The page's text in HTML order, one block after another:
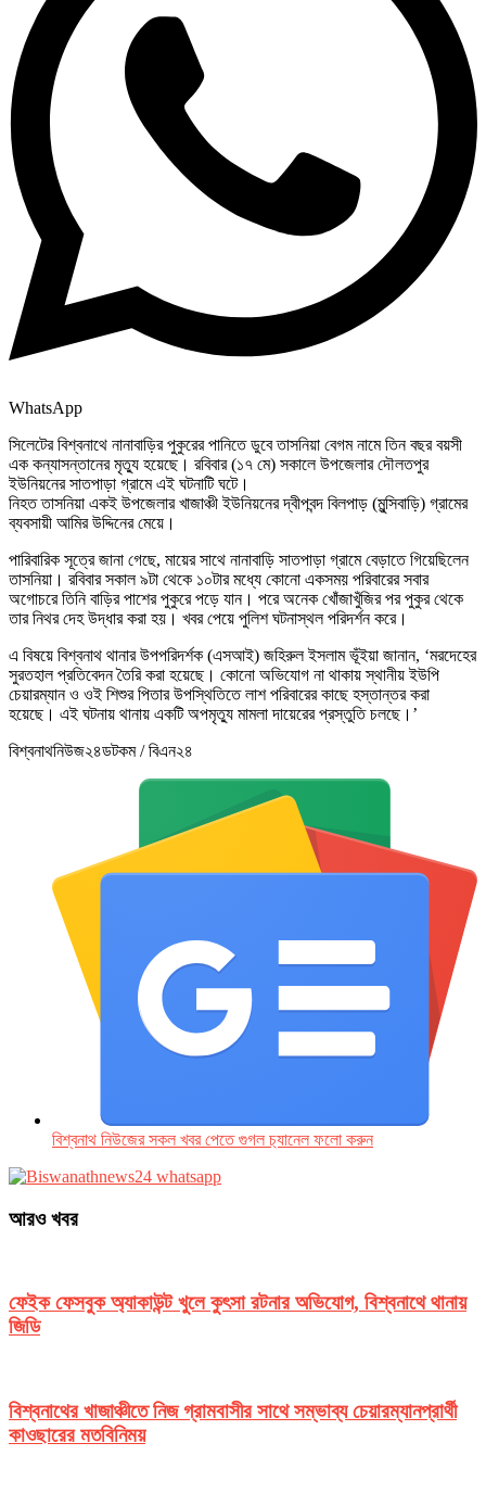
WhatsApp
​সিলেটের বিশ্বনাথে নানাবাড়ির পুকুরের পানিতে ডুবে তাসনিয়া বেগম নামে তিন বছর বয়সী
এক কন্যাসন্তানের মৃত্যু হয়েছে। রবিবার (১৭ মে) সকালে উপজেলার দৌলতপুর
ইউনিয়নের সাতপাড়া গ্রামে এই ঘটনাটি ঘটে।
নিহত তাসনিয়া একই উপজেলার খাজাঞ্চী ইউনিয়নের দ্বীপবন্দ বিলপাড় (মুন্সিবাড়ি) গ্রামের
ব্যবসায়ী আমির উদ্দিনের মেয়ে।
​পারিবারিক সূত্রে জানা গেছে, মায়ের সাথে নানাবাড়ি সাতপাড়া গ্রামে বেড়াতে গিয়েছিলেন
তাসনিয়া। রবিবার সকাল ৯টা থেকে ১০টার মধ্যে কোনো একসময় পরিবারের সবার
অগোচরে তিনি বাড়ির পাশের পুকুরে পড়ে যান। পরে অনেক খোঁজাখুঁজির পর পুকুর থেকে
তার নিথর দেহ উদ্ধার করা হয়। খবর পেয়ে পুলিশ ঘটনাস্থল পরিদর্শন করে।
এ বিষয়ে বিশ্বনাথ থানার উপপরিদর্শক (এসআই) জহিরুল ইসলাম ভূঁইয়া জানান, ‘মরদেহের
সুরতহাল প্রতিবেদন তৈরি করা হয়েছে। কোনো অভিযোগ না থাকায় স্থানীয় ইউপি
চেয়ারম্যান ও ওই শিশুর পিতার উপস্থিতিতে লাশ পরিবারের কাছে হস্তান্তর করা
হয়েছে। এই ঘটনায় থানায় একটি অপমৃত্যু মামলা দায়েরের প্রস্তুতি চলছে।’
বিশ্বনাথনিউজ২৪ডটকম / বিএন২৪
বিশ্বনাথ নিউজের সকল খবর পেতে গুগল চ‌্যানেল ফলো করুন
আরও খবর
ফেইক ফেসবুক অ্যাকাউন্ট খুলে কুৎসা রটনার অভিযোগ, বিশ্বনাথে থানায়
জিডি
বিশ্বনাথের খাজাঞ্চীতে নিজ গ্রামবাসীর সাথে সম্ভাব্য চেয়ারম্যানপ্রার্থী
কাওছারের মতবিনিময়